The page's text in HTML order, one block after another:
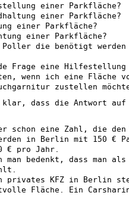
einer Parkfläche?
einer Parkfläche?
einer Parkfläche?
einer Parkfläche?
die benötigt werden
eine Hilfestellung
wenn ich eine Fläche
zustellen
klar, dass die Antwort
schon eine Zahl, die den
in Berlin mit 150 €
€ pro Jahr.
bedenkt, dass man als
KFZ in Berlin
Fläche. Ein